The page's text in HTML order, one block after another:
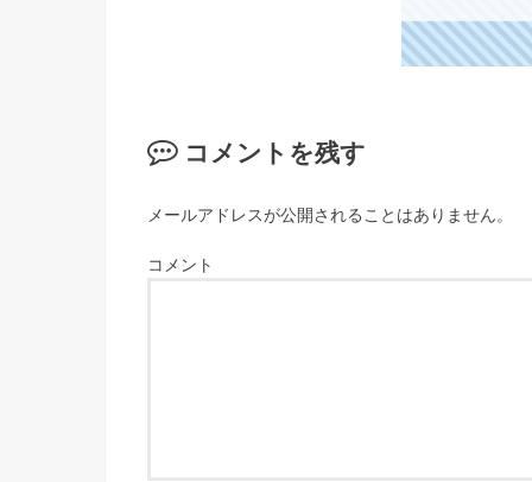
コメントを残す
メールアドレスが公開されることはありません。
コメント